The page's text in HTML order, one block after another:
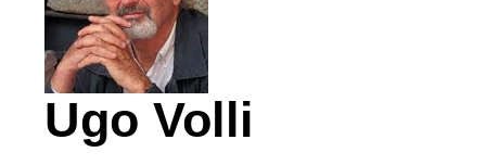
Ugo Volli